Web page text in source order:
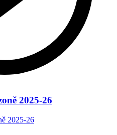
2025-26
2025-26